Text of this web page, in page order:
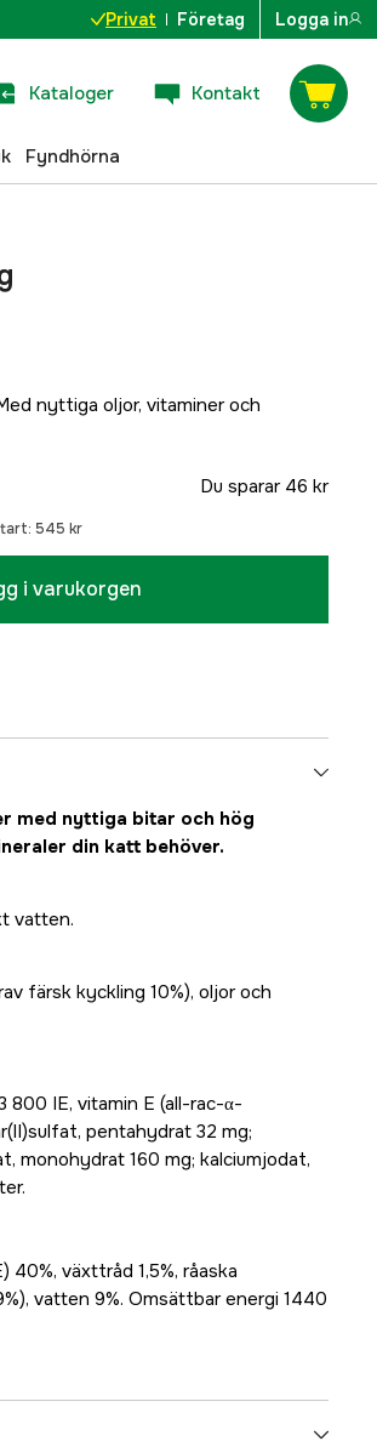
Privat Företag Logga in
Kataloger Kontakt
Fyndhörna
nyttiga oljor, vitaminer och
Du sparar 46 kr
545 kr
i varukorgen
med nyttiga bitar och hög
din katt behöver.
vatten.
färsk kyckling 10%), oljor och
800 IE, vitamin E (all-rac-α-
pentahydrat 32 mg;
monohydrat 160 mg; kalciumjodat,
40%, växttråd 1,5%, råaska
vatten 9%. Omsättbar energi 1440